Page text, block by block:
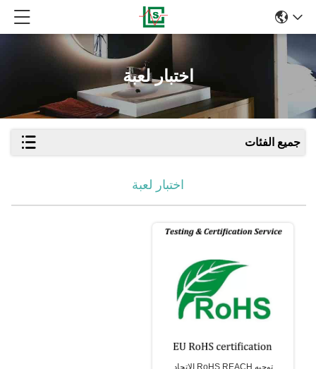
اختبار لعبة
جميع الفئات
اختبار لعبة
توجيه RoHS REACH الاتحاد